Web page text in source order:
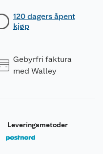
120 dagers åpent
kjøp
Gebyrfri faktura
med Walley
Leveringsmetoder